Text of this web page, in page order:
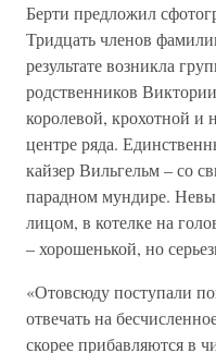
Берти предложил
Тридцать членов
результате возникла
родственников
королевой, крохотной и
центре ряда.
кайзер Вильгельм – со
парадном мундире.
лицом, в котелке на
– хорошенькой, но
«Отовсюду поступали
отвечать на
скорее прибавляются в